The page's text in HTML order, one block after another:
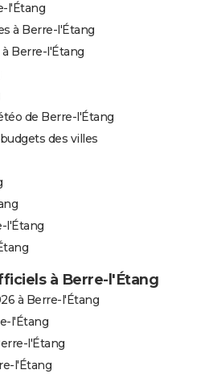
l'Étang
à Berre-l'Étang
Berre-l'Étang
de Berre-l'Étang
des villes
l'Étang
à Berre-l'Étang
à Berre-l'Étang
l'Étang
l'Étang
l'Étang